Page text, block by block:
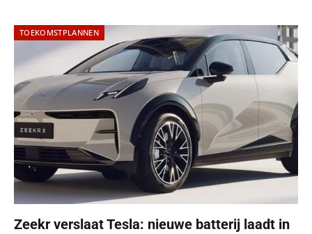
TOEKOMSTPLANNEN
Zeekr verslaat Tesla: nieuwe batterij laadt in